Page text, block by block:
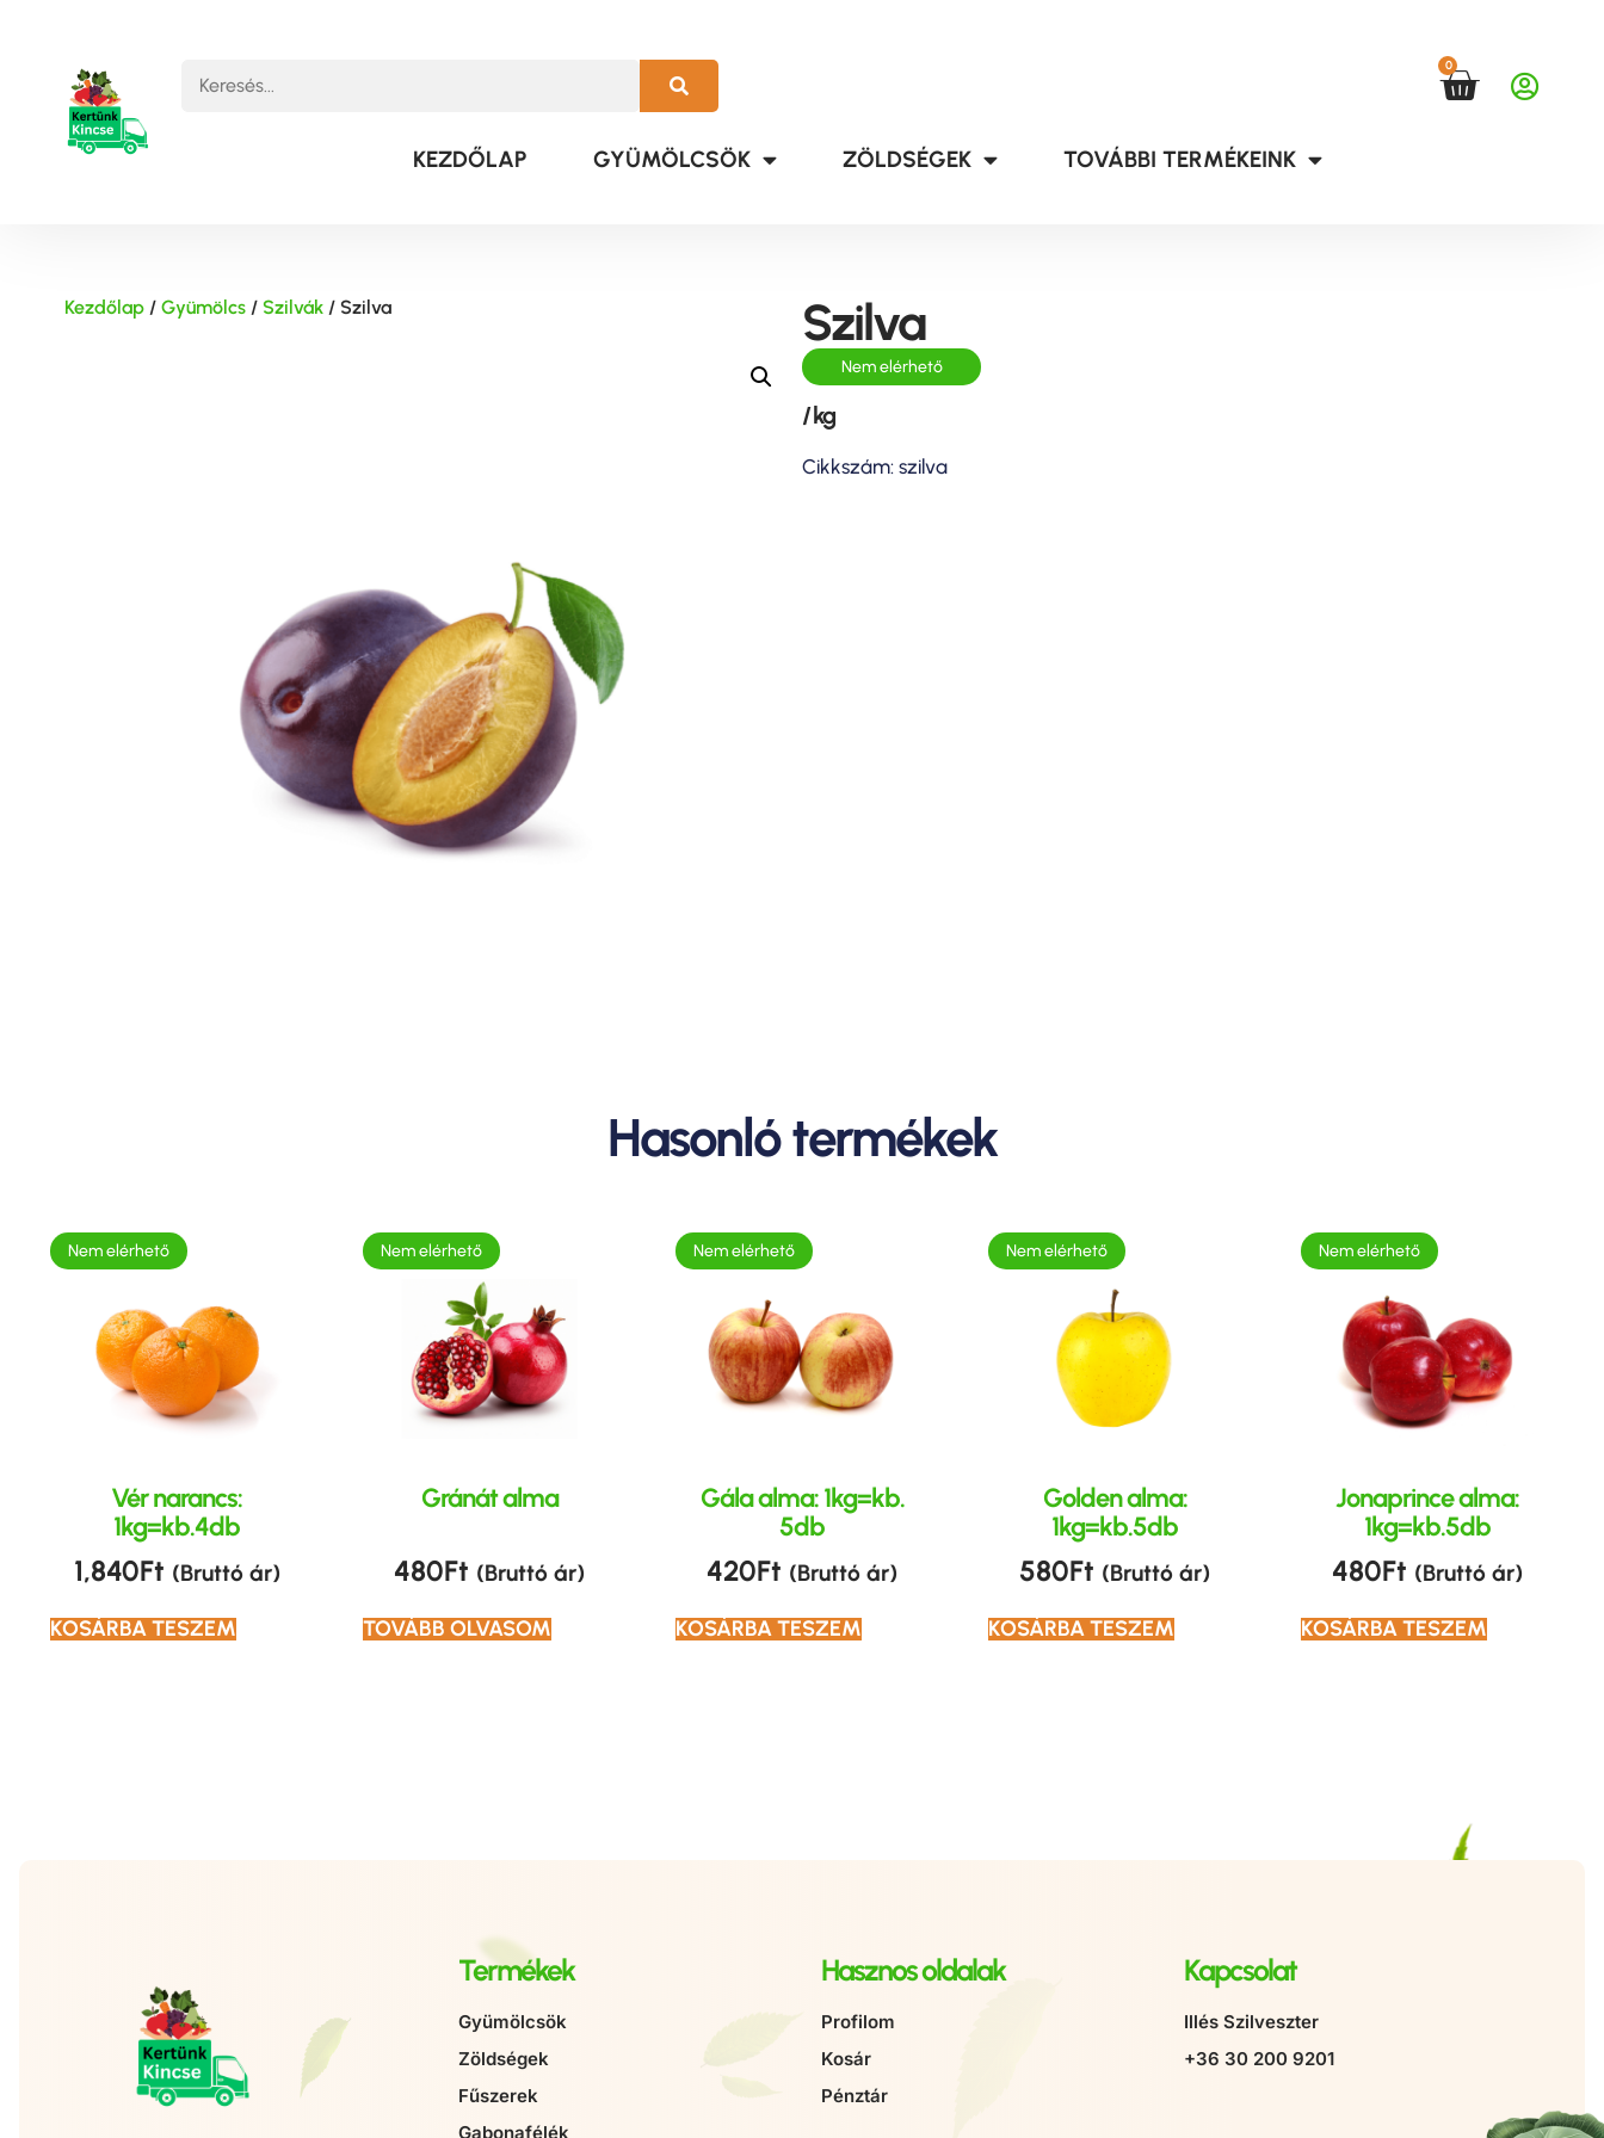
0
KEZDŐLAP GYÜMÖLCSÖK ZÖLDSÉGEK TOVÁBBI TERMÉKEINK
Kezdőlap/ Gyümölcs/ Szilvák/ Szilva Szilva
Nem elérhető
/ kg
Cikkszám: szilva
Hasonló termékek
Nem elérhető
Vér narancs:
1kg=kb.4db
1,840Ft (Bruttó ár)
KOSÁRBA TESZEM
Nem elérhető
Gránát alma
480Ft (Bruttó ár)
TOVÁBB OLVASOM
Nem elérhető
Gála alma: 1kg=kb.
5db
420Ft (Bruttó ár)
KOSÁRBA TESZEM
Nem elérhető
Golden alma:
1kg=kb.5db
580Ft (Bruttó ár)
KOSÁRBA TESZEM
Nem elérhető
Jonaprince alma:
1kg=kb.5db
480Ft (Bruttó ár)
KOSÁRBA TESZEM
Termékek
Gyümölcsök
Zöldségek
Fűszerek
Gabonafélék
Hasznos oldalak
Profilom
Kosár
Pénztár
Kapcsolat
Illés Szilveszter
+36 30 200 9201